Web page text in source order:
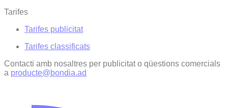
Tarifes
Tarifes publicitat
Tarifes classificats
Contacti amb nosaltres per publicitat o qüestions comercials
a producte@bondia.ad